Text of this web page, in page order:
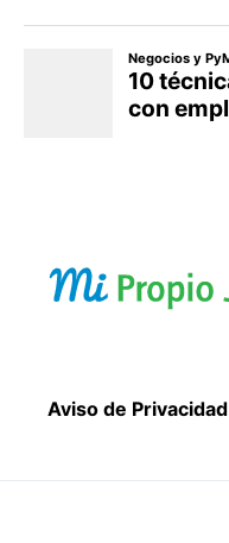
Aviso de Privacidad